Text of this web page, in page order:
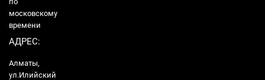
московскому
времени
АДРЕС:
Алматы,
ул.Илийский